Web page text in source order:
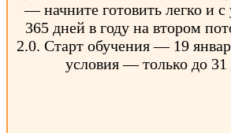
— начните готовить легко и с
365 дней в году на втором
2.0. Старт обучения — 19
условия — только до 31